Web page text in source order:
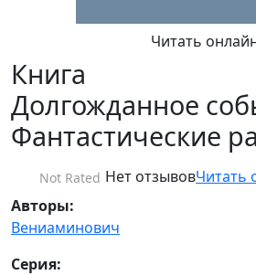
Читать
Книга
Долгожданное
Фантастические
Not Rated Нет отзывовЧитать
Авторы:
Вениаминович
Серия: